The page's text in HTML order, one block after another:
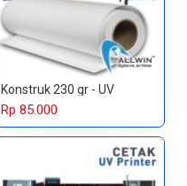
Konstruk 230 gr - UV
Rp 85.000